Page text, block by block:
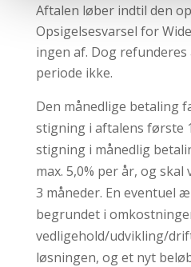
Aftalen løber indtil den
Opsigelsesvarsel for
ingen af. Dog
periode ikke.
Den månedlige betaling
stigning i aftalens første
stigning i månedlig
max. 5,0% per år, og
3 måneder. En eventuel
begrundet i
vedligehold/udvikling/
løsningen, og et nyt